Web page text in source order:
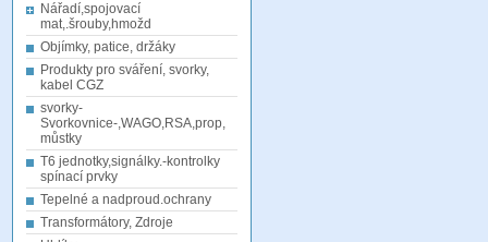
Nářadí,spojovací
mat,.šrouby,hmožd
Objímky, patice, držáky
Produkty pro sváření, svorky,
kabel CGZ
svorky-
Svorkovnice-,WAGO,RSA,prop,
můstky
T6 jednotky,signálky.-kontrolky
spínací prvky
Tepelné a nadproud.ochrany
Transformátory, Zdroje